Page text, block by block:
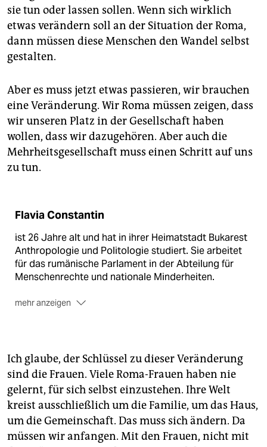
sie tun oder lassen sollen. Wenn sich wirklich
etwas verändern soll an der Situation der Roma,
dann müssen diese Menschen den Wandel selbst
gestalten.
Aber es muss jetzt etwas passieren, wir brauchen
eine Veränderung. Wir Roma müssen zeigen, dass
wir unseren Platz in der Gesellschaft haben
wollen, dass wir dazugehören. Aber auch die
Mehrheitsgesellschaft muss einen Schritt auf uns
zu tun.
Flavia Constantin
ist 26 Jahre alt und hat in ihrer Heimatstadt Bukarest
Anthropologie und Politologie studiert. Sie arbeitet
für das rumänische Parlament in der Abteilung für
Menschenrechte und nationale Minderheiten.
mehr anzeigen
Romedia
, die sich für die Stärkung der Roma in
Deutschland und in ihren Herkunftsländern einsetzen.
Ich glaube, der Schlüssel zu dieser Veränderung
sind die Frauen. Viele Roma-Frauen haben nie
gelernt, für sich selbst einzustehen. Ihre Welt
kreist ausschließlich um die Familie, um das Haus,
um die Gemeinschaft. Das muss sich ändern. Da
müssen wir anfangen. Mit den Frauen, nicht mit